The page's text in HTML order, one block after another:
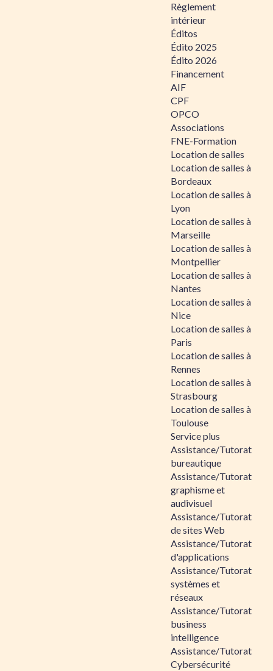
Règlement
intérieur
Éditos
Édito 2025
Édito 2026
Financement
AIF
CPF
OPCO
Associations
FNE-Formation
Location de salles
Location de salles à
Bordeaux
Location de salles à
Lyon
Location de salles à
Marseille
Location de salles à
Montpellier
Location de salles à
Nantes
Location de salles à
Nice
Location de salles à
Paris
Location de salles à
Rennes
Location de salles à
Strasbourg
Location de salles à
Toulouse
Service plus
Assistance/Tutorat
bureautique
Assistance/Tutorat
graphisme et
audivisuel
Assistance/Tutorat
de sites Web
Assistance/Tutorat
d'applications
Assistance/Tutorat
systèmes et
réseaux
Assistance/Tutorat
business
intelligence
Assistance/Tutorat
Cybersécurité